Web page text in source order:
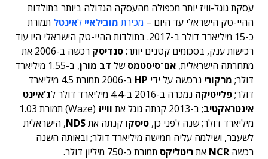
עסקת גוגל-וויז יותר מכפולה מהעסקה הגדולה ביותר בתולדות
ההיי-טק הישראלי עד היום – מכירת מובילאיי לאינטל תמורת
כ-15 מיליארד דולר ב-2017. בתולדות ההיי-טק הישראלי היו עוד
רכישות ענק, בסכומים קטנים יותר:סנדיסק
רכשה ב-2006 את
מתחרתה הישראלית, אם־סיסטמסשל דב מורן
, ב-1.55 מיליארד
דולר; מרקורי נרכשה על ידי HP
ב-2006 תמורת 4.5 מיליארד
דולר;פלייטיקה נמכרה ב-2016 ב-4.4 מיליארד דולר ל
ג'איינט
אינטראקטיב; ב-2013 קנתה גוגל את ווייז
(Waze) תמורת 1.03
מיליארד דולר; שנה לפני כן, סיסקו קנתה אתNDS, הישראלית
לשעבר, ושילמה עליה חמישה מיליארד דולר; ובאותה השנה
רכשה NCR אתריטליקס תמורת כ-750 מיליון דולר.